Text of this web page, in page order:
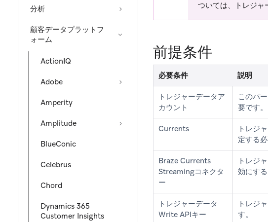
分析
顧客データプラットフ
ォーム
ActionIQ
Adobe
Amperity
Amplitude
BlueConic
Celebrus
Chord
Dynamics 365
Customer Insights
ついては、トレジャ
前提条件
必要条件 説明
トレジャーデータア
カウント
このパ
要です。
Currents トレジ
定する
Braze Currents
Streamingコネクタ
ー
トレジ
効にす
トレジャーデータ
Write APIキー
トレジ
す。